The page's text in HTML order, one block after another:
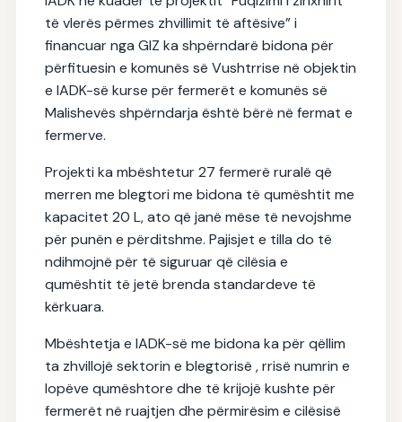
KOMUNËS SË VUSHTRRIS DHE
MALISHEVËS ME BIDONA PËR
QUMËSHT
03.01.2026
të vlerës përmes zhvillimit të aftësive” i
financuar nga GIZ ka shpërndarë bidona për
përfituesin e komunës së Vushtrrise në objektin
e IADK-së kurse për fermerët e komunës së
Malishevës shpërndarja është bërë në fermat e
fermerve.
Projekti ka mbështetur 27 fermerë ruralë që
merren me blegtori me bidona të qumështit me
kapacitet 20 L, ato që janë mëse të nevojshme
për punën e përditshme. Pajisjet e tilla do të
ndihmojnë për të siguruar që cilësia e
qumështit të jetë brenda standardeve të
kërkuara.
Mbështetja e IADK-së me bidona ka për qëllim
ta zhvillojë sektorin e blegtorisë , rrisë numrin e
lopëve qumështore dhe të krijojë kushte për
fermerët në ruajtjen dhe përmirësim e cilësisë